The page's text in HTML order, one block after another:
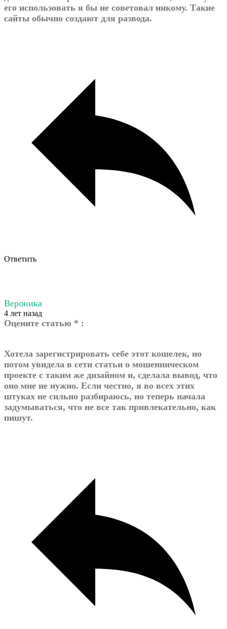
его использовать я бы не советовал никому. Такие
сайты обычно создают для развода.
Ответить
Вероника
4 лет назад
Оцените статью * :
Хотела зарегистрировать себе этот кошелек, но
потом увидела в сети статьи о мошенническом
проекте с таким же дизайном и, сделала вывод, что
оно мне не нужно. Если честно, я во всех этих
штуках не сильно разбираюсь, но теперь начала
задумываться, что не все так привлекательно, как
пишут.